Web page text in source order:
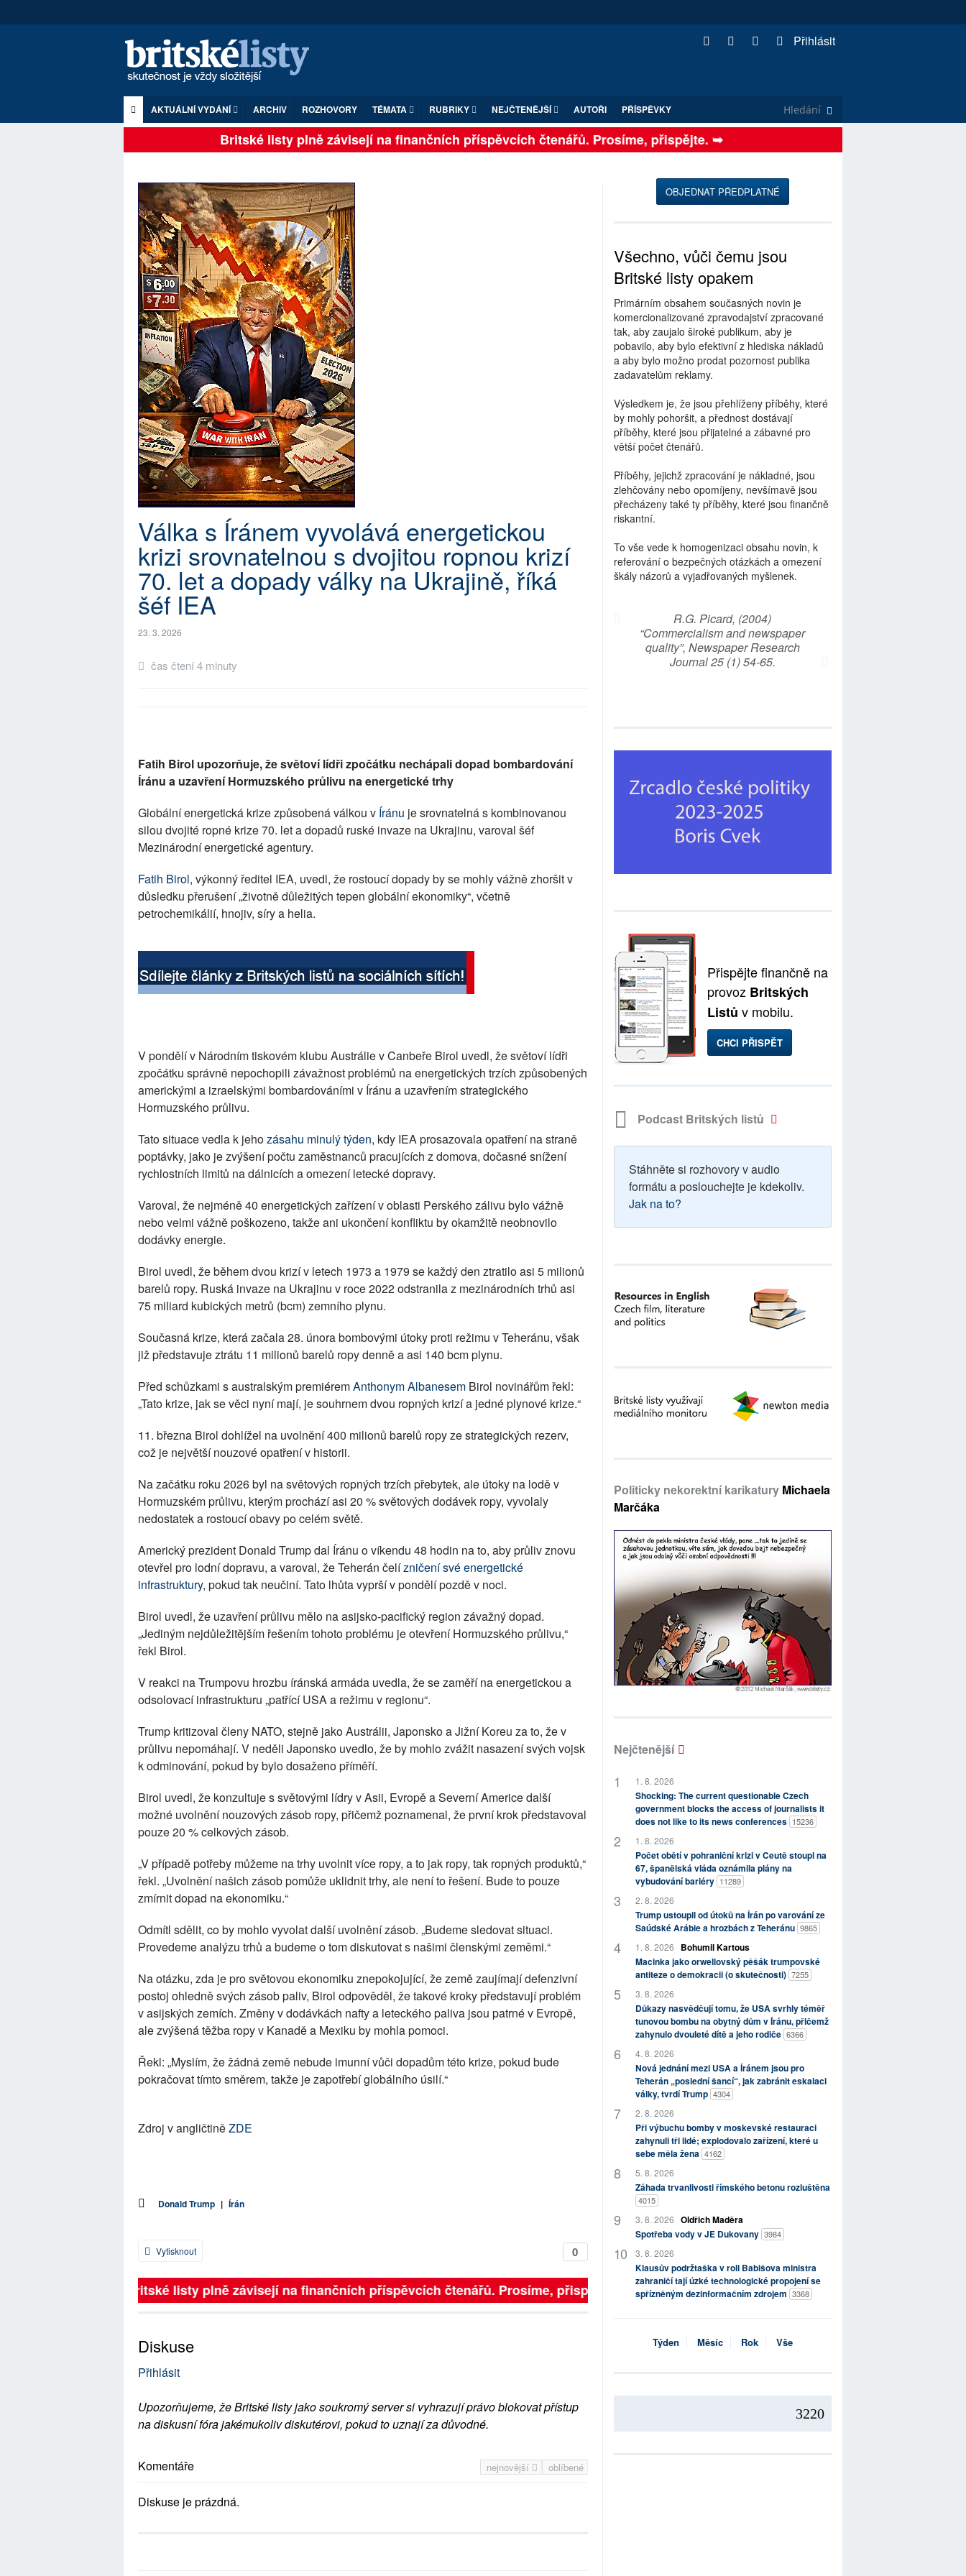
Přihlásit
AKTUÁLNÍ VYDÁNÍ ARCHIV ROZHOVORY TÉMATA RUBRIKY NEJČTENĚJŠÍ AUTOŘI PŘÍSPĚVKY
Britské listy plně závisejí na finančních příspěvcích čtenářů. Prosíme, přispějte. ➥
Válka s Íránem vyvolává energetickou
krizi srovnatelnou s dvojitou ropnou krizí
70. let a dopady války na Ukrajině, říká
šéf IEA
23. 3. 2026
čas čtení 4 minuty
Fatih Birol upozorňuje, že světoví lídři zpočátku nechápali dopad bombardování
Íránu a uzavření Hormuzského průlivu na energetické trhy
Globální energetická krize způsobená válkou v Íránu je srovnatelná s kombinovanou
silou dvojité ropné krize 70. let a dopadů ruské invaze na Ukrajinu, varoval šéf
Mezinárodní energetické agentury.
Fatih Birol, výkonný ředitel IEA, uvedl, že rostoucí dopady by se mohly vážně zhoršit v
důsledku přerušení „životně důležitých tepen globální ekonomiky“, včetně
petrochemikálií, hnojiv, síry a helia.
V pondělí v Národním tiskovém klubu Austrálie v Canbeře Birol uvedl, že světoví lídři
zpočátku správně nepochopili závažnost problémů na energetických trzích způsobených
americkými a izraelskými bombardováními v Íránu a uzavřením strategického
Hormuzského průlivu.
Tato situace vedla k jehozásahu minulý týden, kdy IEA prosazovala opatření na straně
poptávky, jako je zvýšení počtu zaměstnanců pracujících z domova, dočasné snížení
rychlostních limitů na dálnicích a omezení letecké dopravy.
Varoval, že nejméně 40 energetických zařízení v oblasti Perského zálivu bylo vážně
nebo velmi vážně poškozeno, takže ani ukončení konfliktu by okamžitě neobnovilo
dodávky energie.
Birol uvedl, že během dvou krizí v letech 1973 a 1979 se každý den ztratilo asi 5 milionů
barelů ropy. Ruská invaze na Ukrajinu v roce 2022 odstranila z mezinárodních trhů asi
75 miliard kubických metrů (bcm) zemního plynu.
Současná krize, která začala 28. února bombovými útoky proti režimu v Teheránu, však
již představuje ztrátu 11 milionů barelů ropy denně a asi 140 bcm plynu.
Před schůzkami s australským premiéremAnthonym Albanesem Birol novinářům řekl:
„Tato krize, jak se věci nyní mají, je souhrnem dvou ropných krizí a jedné plynové krize.“
11. března Birol dohlížel na uvolnění 400 milionů barelů ropy ze strategických rezerv,
což je největší nouzové opatření v historii.
Na začátku roku 2026 byl na světových ropných trzích přebytek, ale útoky na lodě v
Hormuzském průlivu, kterým prochází asi 20 % světových dodávek ropy, vyvolaly
nedostatek a rostoucí obavy po celém světě.
Americký prezident Donald Trump dal Íránu o víkendu 48 hodin na to, aby průliv znovu
otevřel pro lodní dopravu, a varoval, že Teherán čelízničení své energetické
infrastruktury, pokud tak neučiní. Tato lhůta vyprší v pondělí pozdě v noci.
Birol uvedl, že uzavření průlivu mělo na asijsko-pacifický region závažný dopad.
„Jediným nejdůležitějším řešením tohoto problému je otevření Hormuzského průlivu,“
řekl Birol.
V reakci na Trumpovu hrozbu íránská armáda uvedla, že se zaměří na energetickou a
odsolovací infrastrukturu „patřící USA a režimu v regionu“.
Trump kritizoval členy NATO, stejně jako Austrálii, Japonsko a Jižní Koreu za to, že v
průlivu nepomáhají. V neděli Japonsko uvedlo, že by mohlo zvážit nasazení svých vojsk
k odminování, pokud by bylo dosaženo příměří.
Birol uvedl, že konzultuje s světovými lídry v Asii, Evropě a Severní Americe další
možné uvolnění nouzových zásob ropy, přičemž poznamenal, že první krok představoval
pouze 20 % celkových zásob.
„V případě potřeby můžeme na trhy uvolnit více ropy, a to jak ropy, tak ropných produktů,“
řekl. „Uvolnění našich zásob pomůže uklidnit trhy, ale není to řešení. Bude to pouze
zmírnit dopad na ekonomiku.“
Odmítl sdělit, co by mohlo vyvolat další uvolnění zásob. „Budeme sledovat situaci.
Provedeme analýzu trhů a budeme o tom diskutovat s našimi členskými zeměmi.“
Na otázku, zda je pro světovou ekonomiku znepokojující, že země zaujímají defenzivní
postoj ohledně svých zásob paliv, Birol odpověděl, že takové kroky představují problém
v asijských zemích. Změny v dodávkách nafty a leteckého paliva jsou patrné v Evropě,
ale zvýšená těžba ropy v Kanadě a Mexiku by mohla pomoci.
Řekl: „Myslím, že žádná země nebude imunní vůči dopadům této krize, pokud bude
pokračovat tímto směrem, takže je zapotřebí globálního úsilí.“
Zdroj v angličtiněZDE
Donald Trump | Írán
0
Vytisknout
Britské listy plně závisejí na finančních příspěvcích čtenářů. Prosíme, přispějte. ➥
Diskuse
Přihlásit
Upozorňujeme, že Britské listy jako soukromý server si vyhrazují právo blokovat přístup
na diskusní fóra jakémukoliv diskutérovi, pokud to uznají za důvodné.
nejnovější oblíbené
Komentáře
Diskuse je prázdná.
OBJEDNAT PŘEDPLATNÉ
Všechno, vůči čemu jsou
Britské listy opakem
Primárním obsahem současných novin je
komercionalizované zpravodajství zpracované
tak, aby zaujalo široké publikum, aby je
pobavilo, aby bylo efektivní z hlediska nákladů
a aby bylo možno prodat pozornost publika
zadavatelům reklamy.
Výsledkem je, že jsou přehlíženy příběhy, které
by mohly pohoršit, a přednost dostávají
příběhy, které jsou přijatelné a zábavné pro
větší počet čtenářů.
Příběhy, jejichž zpracování je nákladné, jsou
zlehčovány nebo opomíjeny, nevšímavě jsou
přecházeny také ty příběhy, které jsou finančně
riskantní.
To vše vede k homogenizaci obsahu novin, k
referování o bezpečných otázkách a omezení
škály názorů a vyjadřovaných myšlenek.
R.G. Picard, (2004)
“Commercialism and newspaper
quality”, Newspaper Research
Journal 25 (1) 54-65.
Přispějte finančně na
provoz Britských
Listů v mobilu.
CHCI PŘISPĚT
Podcast Britských listů
Stáhněte si rozhovory v audio
formátu a poslouchejte je kdekoliv.
Jak na to?
Politicky nekorektní karikatury Michaela
Marčáka
Nejčtenější
1. 8. 2026
Shocking: The current questionable Czech
government blocks the access of journalists it
does not like to its news conferences 15236
1. 8. 2026
Počet obětí v pohraniční krizi v Ceutě stoupl na
67, španělská vláda oznámila plány na
vybudování bariéry 11289
2. 8. 2026
Trump ustoupil od útoků na Írán po varování ze
Saúdské Arábie a hrozbách z Teheránu 9865
1. 8. 2026
Bohumil Kartous
Macinka jako orwellovský pěšák trumpovské
antiteze o demokracii (o skutečnosti) 7255
3. 8. 2026
Důkazy nasvědčují tomu, že USA svrhly téměř
tunovou bombu na obytný dům v Íránu, přičemž
zahynulo dvouleté dítě a jeho rodiče 6366
4. 8. 2026
Nová jednání mezi USA a Íránem jsou pro
Teherán „poslední šancí“, jak zabránit eskalaci
války, tvrdí Trump 4304
2. 8. 2026
Při výbuchu bomby v moskevské restauraci
zahynuli tři lidé; explodovalo zařízení, které u
sebe měla žena 4162
5. 8. 2026
Záhada trvanlivosti římského betonu rozluštěna
4015
3. 8. 2026 Oldřich Maděra
Spotřeba vody v JE Dukovany 3984
3. 8. 2026
Klausův podržtaška v roli Babišova ministra
zahraničí tají úzké technologické propojení se
spřízněným dezinformačním zdrojem 3368
Týden Měsíc Rok Vše
3220